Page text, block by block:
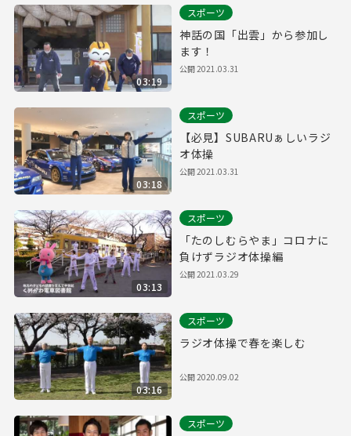
03:19
スポーツ
神話の国「出雲」から参加し
ます！
公開2021.03.31
03:18
スポーツ
【必見】SUBARUぁしいラジ
オ体操
公開2021.03.31
03:13
スポーツ
「たのしむらやま」コロナに
負けずラジオ体操編
公開2021.03.29
03:16
スポーツ
ラジオ体操で春を楽しむ
公開2020.09.02
スポーツ